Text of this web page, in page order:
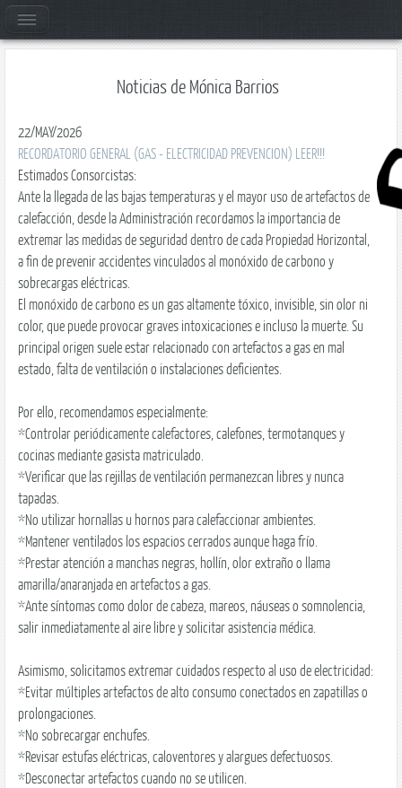
Noticias de Mónica Barrios
22/MAY/2026
RECORDATORIO GENERAL (GAS - ELECTRICIDAD PREVENCION) LEER!!!
Estimados Consorcistas:
Ante la llegada de las bajas temperaturas y el mayor uso de artefactos de
calefacción, desde la Administración recordamos la importancia de
extremar las medidas de seguridad dentro de cada Propiedad Horizontal,
a fin de prevenir accidentes vinculados al monóxido de carbono y
sobrecargas eléctricas.
El monóxido de carbono es un gas altamente tóxico, invisible, sin olor ni
color, que puede provocar graves intoxicaciones e incluso la muerte. Su
principal origen suele estar relacionado con artefactos a gas en mal
estado, falta de ventilación o instalaciones deficientes.
Por ello, recomendamos especialmente:
*Controlar periódicamente calefactores, calefones, termotanques y
cocinas mediante gasista matriculado.
*Verificar que las rejillas de ventilación permanezcan libres y nunca
tapadas.
*No utilizar hornallas u hornos para calefaccionar ambientes.
*Mantener ventilados los espacios cerrados aunque haga frío.
*Prestar atención a manchas negras, hollín, olor extraño o llama
amarilla/anaranjada en artefactos a gas.
*Ante síntomas como dolor de cabeza, mareos, náuseas o somnolencia,
salir inmediatamente al aire libre y solicitar asistencia médica.
Asimismo, solicitamos extremar cuidados respecto al uso de electricidad:
*Evitar múltiples artefactos de alto consumo conectados en zapatillas o
prolongaciones.
*No sobrecargar enchufes.
*Revisar estufas eléctricas, caloventores y alargues defectuosos.
*Desconectar artefactos cuando no se utilicen.